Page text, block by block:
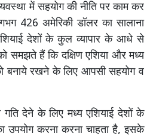
में सहयोग की नीति पर काम कर
426 अमेरिकी डॉलर का सालाना
देशों के कुल व्यापार के आधे से
समझते हैं कि दक्षिण एशिया और मध्य
बनाये रखने के लिए आपसी सहयोग व
गति देने के लिए मध्य एशियाई देशों के
उपयोग करना करना चाहता है, इसके